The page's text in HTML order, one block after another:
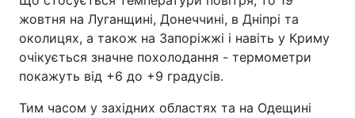
жовтня на Луганщині, Донеччині, в Дніпрі та
околицях, а також на Запоріжжі і навіть у Криму
очікується значне похолодання - термометри
покажуть від +6 до +9 градусів.
Тим часом у західних областях та на Одещині